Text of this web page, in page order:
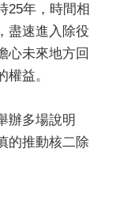
25年，時間相
盡速進入除役
心未來地方回
益。
辦多場說明
的推動核二除